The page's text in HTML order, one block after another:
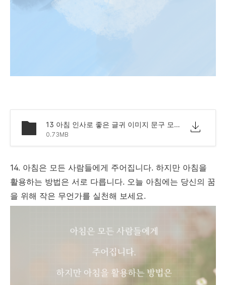
13 아침 인사로 좋은 글귀 이미지 문구 모음.png
0.73MB
14. 아침은 모든 사람들에게 주어집니다. 하지만 아침을
활용하는 방법은 서로 다릅니다. 오늘 아침에는 당신의 꿈
을 위해 작은 무언가를 실천해 보세요.